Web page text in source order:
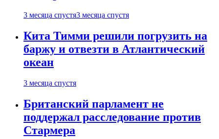
3 месяца спустя3 месяца спустя
Кита Тимми решили погрузить на
баржу и отвезти в Атлантический
океан
3 месяца спустя
Британский парламент не
поддержал расследование против
Стармера